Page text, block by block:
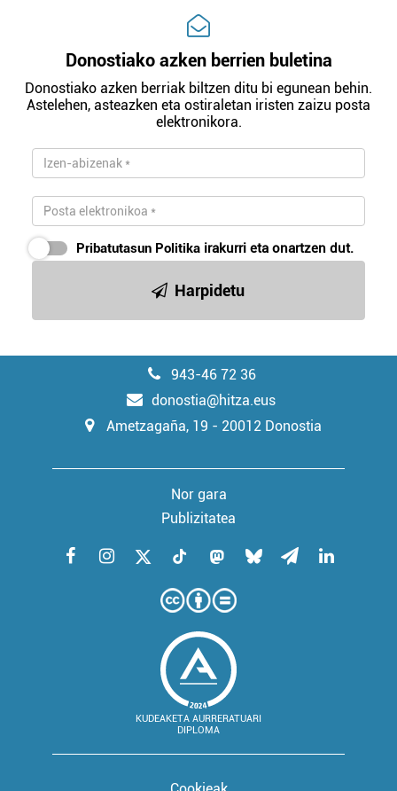
Donostiako azken berrien buletina
Donostiako azken berriak biltzen ditu bi egunean behin.
Astelehen, asteazken eta ostiraletan iristen zaizu posta
elektronikora.
Pribatutasun Politika irakurri eta onartzen dut.
Harpidetu
943-46 72 36
donostia@hitza.eus
Ametzagaña, 19 - 20012 Donostia
Nor gara
Publizitatea
KUDEAKETA AURRERATUARI
DIPLOMA